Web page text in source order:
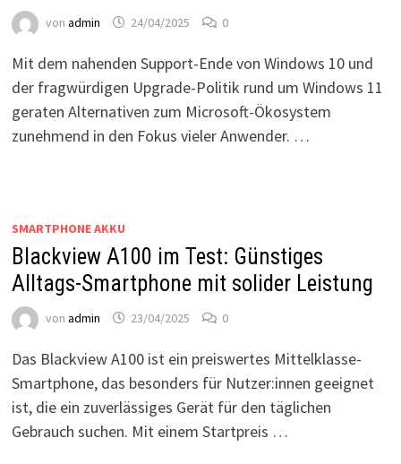
von admin 24/04/2025 0
Mit dem nahenden Support-Ende von Windows 10 und
der fragwürdigen Upgrade-Politik rund um Windows 11
geraten Alternativen zum Microsoft-Ökosystem
zunehmend in den Fokus vieler Anwender. …
SMARTPHONE AKKU
Blackview A100 im Test: Günstiges
Alltags-Smartphone mit solider Leistung
von admin 23/04/2025 0
Das Blackview A100 ist ein preiswertes Mittelklasse-
Smartphone, das besonders für Nutzer:innen geeignet
ist, die ein zuverlässiges Gerät für den täglichen
Gebrauch suchen. Mit einem Startpreis …